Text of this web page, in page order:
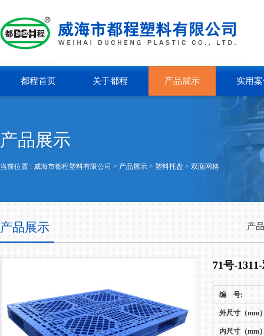
都程首页 关于都程 产品展示 实用
产品展示
当前位置 : 威海市都程塑料有限公司 > 产品展示 > 塑料托盘 > 双面网格
产品展示 产
71号-
编 号:
外尺寸（mm
内尺寸（mm